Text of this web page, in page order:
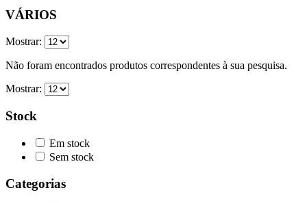
VÁRIOS
Mostrar:
Não foram encontrados produtos correspondentes à sua pesquisa.
Mostrar:
Stock
Em stock
Sem stock
Categorias